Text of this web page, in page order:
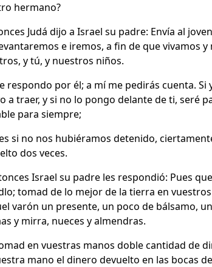
hermano?
Judá dijo a Israel su padre: Envía al
e iremos, a fin de que vivamos
y tú, y nuestros niños.
respondo por él; a mí me pedirás cuenta. Si
a traer, y si no lo pongo delante de ti, seré
para siempre;
si no nos hubiéramos detenido,
dos veces.
Israel su padre les respondió: Pues
tomad de lo mejor de la tierra en vuestros
varón un presente, un poco de bálsamo,
y mirra, nueces y almendras.
en vuestras manos doble cantidad de
mano el dinero devuelto en las bocas